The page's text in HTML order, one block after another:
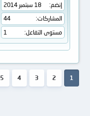
إنضم
18 سبتمبر 2014
المشاركات
44
مستوى التفاعل
1
1
2
3
4
5